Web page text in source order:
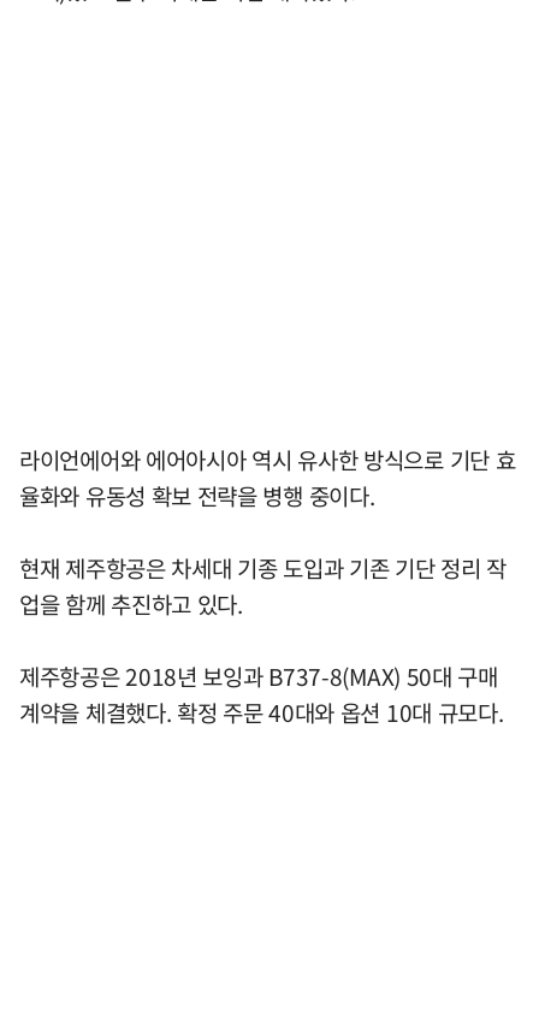
라이언에어와 에어아시아 역시 유사한 방식으로 기단 효
율화와 유동성 확보 전략을 병행 중이다.
현재 제주항공은 차세대 기종 도입과 기존 기단 정리 작
업을 함께 추진하고 있다.
제주항공은 2018년 보잉과 B737-8(MAX) 50대 구매
계약을 체결했다. 확정 주문 40대와 옵션 10대 규모다.